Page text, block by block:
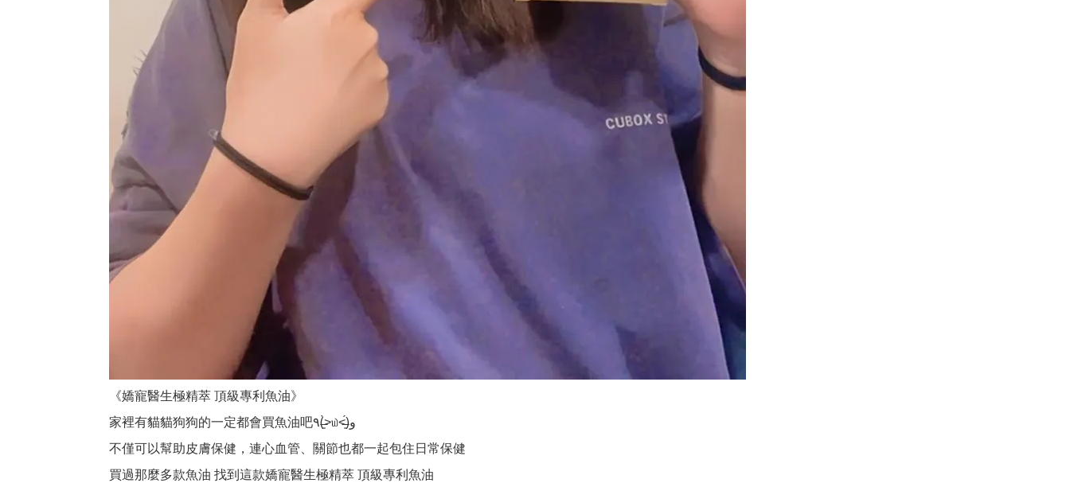
《嬌寵醫生極精萃 頂級專利魚油》
家裡有貓貓狗狗的一定都會買魚油吧٩(˃̶͈̀௰˂̶͈́)و
不僅可以幫助皮膚保健，連心血管、關節也都一起包住日常保健
買過那麼多款魚油 找到這款嬌寵醫生極精萃 頂級專利魚油